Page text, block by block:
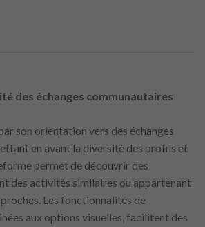
des échanges communautaires
son orientation vers des échanges
en avant la diversité des profils et
permet de découvrir des
des activités similaires ou appartenant
Les fonctionnalités de
aux options visuelles, facilitent des